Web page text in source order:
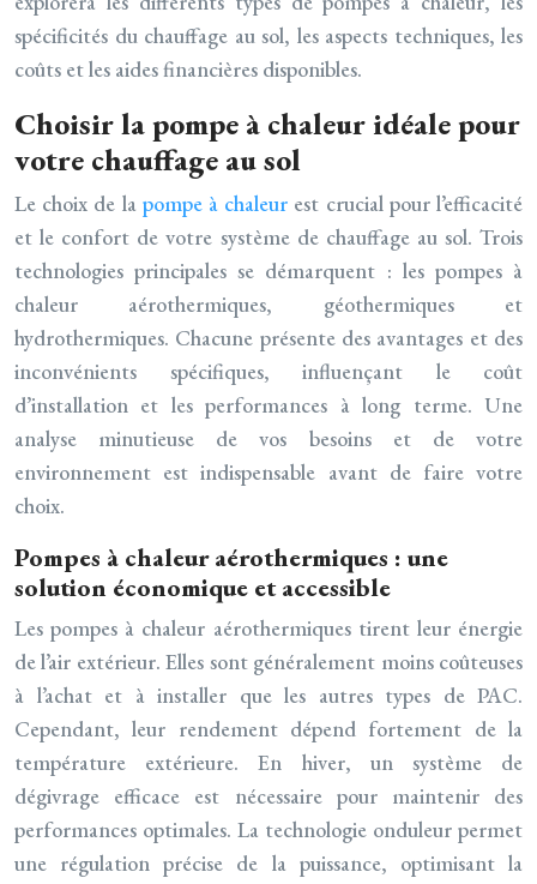
spécificités du chauffage au sol, les aspects techniques, les
coûts et les aides financières disponibles.
Choisir la pompe à chaleur idéale pour
votre chauffage au sol
Le choix de la pompe à chaleur est crucial pour l’efficacité
et le confort de votre système de chauffage au sol. Trois
technologies principales se démarquent : les pompes à
chaleur aérothermiques, géothermiques et
hydrothermiques. Chacune présente des avantages et des
inconvénients spécifiques, influençant le coût
d’installation et les performances à long terme. Une
analyse minutieuse de vos besoins et de votre
environnement est indispensable avant de faire votre
choix.
Pompes à chaleur aérothermiques : une
solution économique et accessible
Les pompes à chaleur aérothermiques tirent leur énergie
de l’air extérieur. Elles sont généralement moins coûteuses
à l’achat et à installer que les autres types de PAC.
Cependant, leur rendement dépend fortement de la
température extérieure. En hiver, un système de
dégivrage efficace est nécessaire pour maintenir des
performances optimales. La technologie onduleur permet
une régulation précise de la puissance, optimisant la